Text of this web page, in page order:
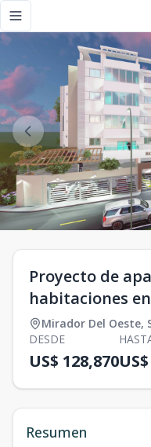
Toggle navigation menu
Proyecto de
habitaciones
Mirador Del Oeste,
DESDE
US$ 128,870
Resumen
Proyecto de